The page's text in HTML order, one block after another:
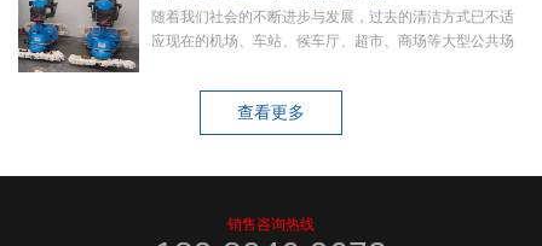
随着我们社会的不断进步与发展，过去的清洁方式已不适
应现在的机场、车站、候车厅、超市、商场等大型公共场
助作业。电动驾驶尘推车就是其中一类清洁高效又节能
查看更多
销售咨询热线